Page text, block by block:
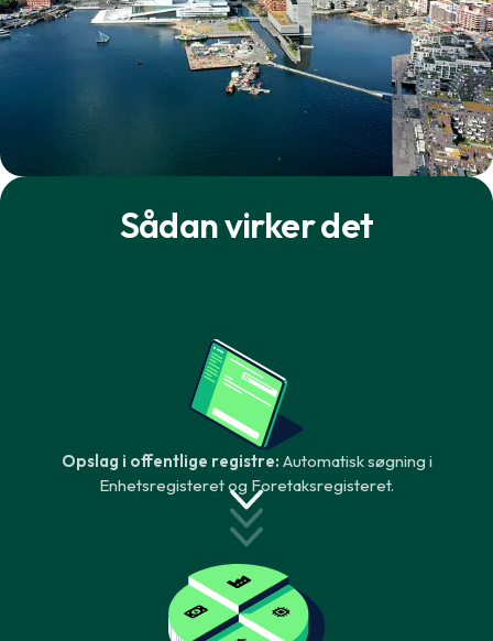
Sådan virker det
Opslag i offentlige registre: Automatisk søgning i
Enhetsregisteret og Foretaksregisteret.